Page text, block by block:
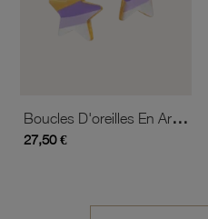
Boucles D'oreilles En Argent Doré Et Laque, Étoile
27,50 €